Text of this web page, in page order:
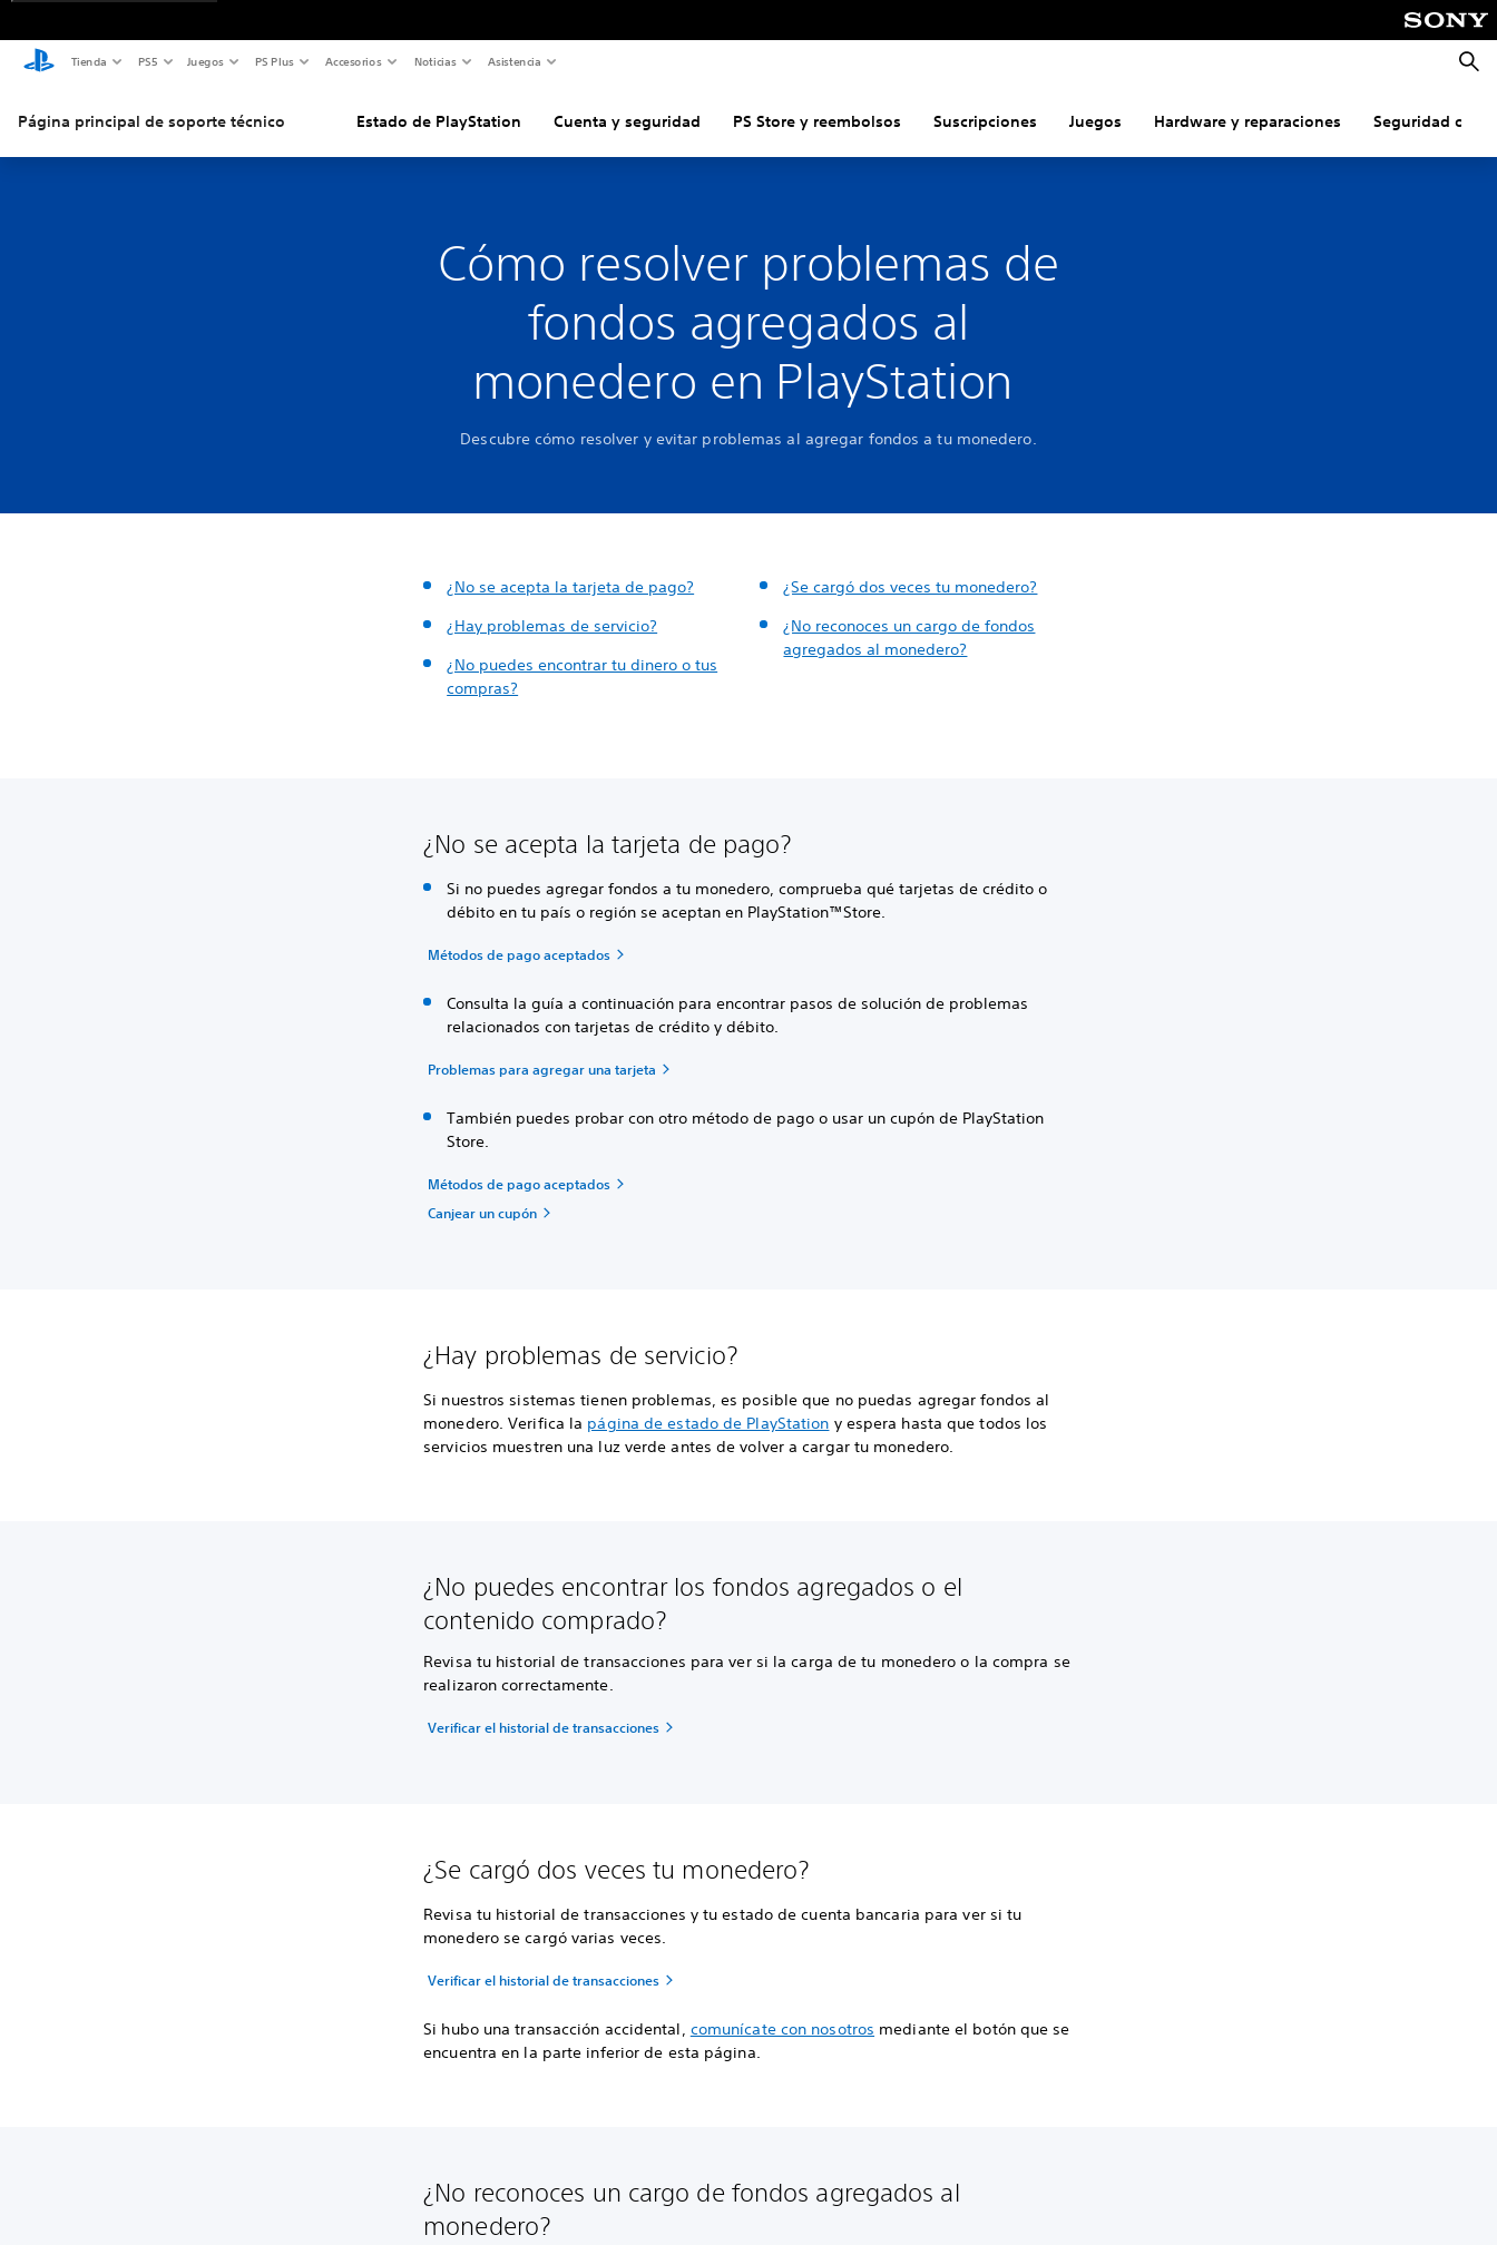
Tienda PS5 Juegos PS Plus Accesorios Noticias Asistencia
Página principal de soporte técnico Estado de PlayStation Cuenta y seguridad PS Store y reembolsos Suscripciones Juegos Hardware y reparaciones Seguridad
Cómo resolver problemas de
fondos agregados al
monedero en PlayStation
Descubre cómo resolver y evitar problemas al agregar fondos a tu monedero.
¿No se acepta la tarjeta de pago?
¿Hay problemas de servicio?
¿No puedes encontrar tu dinero o tus
compras?
¿Se cargó dos veces tu monedero?
¿No reconoces un cargo de fondos
agregados al monedero?
¿No se acepta la tarjeta de pago?
Si no puedes agregar fondos a tu monedero, comprueba qué tarjetas de crédito o
débito en tu país o región se aceptan en PlayStation™Store.
Métodos de pago aceptados
Consulta la guía a continuación para encontrar pasos de solución de problemas
relacionados con tarjetas de crédito y débito.
Problemas para agregar una tarjeta
También puedes probar con otro método de pago o usar un cupón de PlayStation
Store.
Métodos de pago aceptados
Canjear un cupón
¿Hay problemas de servicio?
Si nuestros sistemas tienen problemas, es posible que no puedas agregar fondos al
monedero. Verifica la página de estado de PlayStation y espera hasta que todos los
servicios muestren una luz verde antes de volver a cargar tu monedero.
¿No puedes encontrar los fondos agregados o el
contenido comprado?
Revisa tu historial de transacciones para ver si la carga de tu monedero o la compra se
realizaron correctamente.
Verificar el historial de transacciones
¿Se cargó dos veces tu monedero?
Revisa tu historial de transacciones y tu estado de cuenta bancaria para ver si tu
monedero se cargó varias veces.
Verificar el historial de transacciones
Si hubo una transacción accidental, comunícate con nosotros mediante el botón que se
encuentra en la parte inferior de esta página.
¿No reconoces un cargo de fondos agregados al
monedero?